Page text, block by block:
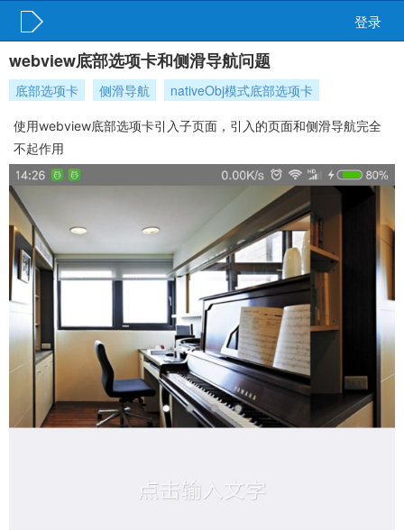
登录
webview底部选项卡和侧滑导航问题
底部选项卡 侧滑导航 nativeObj模式底部选项卡
使用webview底部选项卡引入子页面，引入的页面和侧滑导航完全
不起作用